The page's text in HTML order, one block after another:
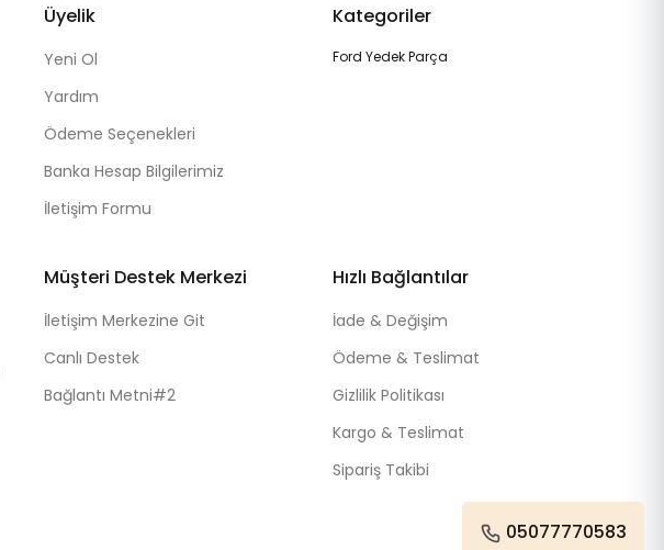
Üyelik
Yeni Ol
Yardım
Ödeme Seçenekleri
Banka Hesap Bilgilerimiz
İletişim Formu
Kategoriler
Ford Yedek Parça
Müşteri Destek Merkezi
İletişim Merkezine Git
Canlı Destek
Bağlantı Metni#2
Hızlı Bağlantılar
İade & Değişim
Ödeme & Teslimat
Gizlilik Politikası
Kargo & Teslimat
Sipariş Takibi
05077770583